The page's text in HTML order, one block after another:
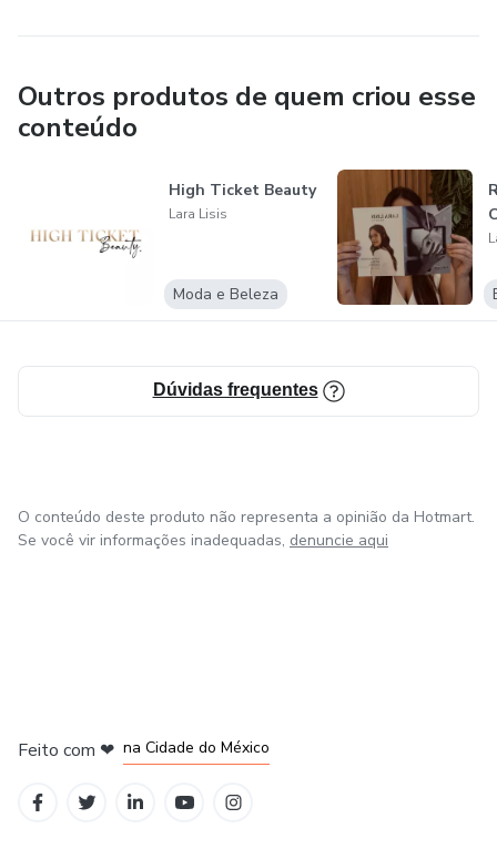
Outros produtos de quem criou esse
conteúdo
High Ticket Beauty
Lara Lisis
Moda e Beleza
Dúvidas frequentes
O conteúdo deste produto não representa a opinião da Hotmart.
Se você vir informações inadequadas, denuncie aqui
Feito com ❤ na Cidade do México